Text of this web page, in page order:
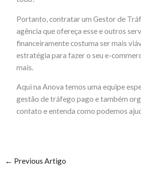
Portanto, contratar um Gestor de
agência que ofereça esse e outros
financeiramente costuma ser mais
estratégia para fazer o seu e-
mais.
Aqui na Anova temos uma equipe
gestão de tráfego pago e também
contato e entenda como podemos
← Previous Artigo